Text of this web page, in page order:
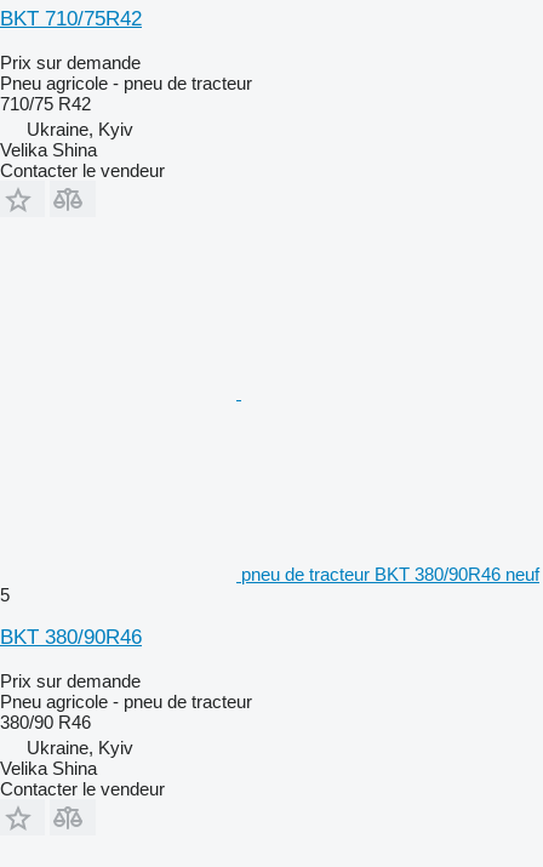
BKT 710/75R42
Prix sur demande
Pneu agricole - pneu de tracteur
710/75 R42
Ukraine, Kyiv
Velika Shina
Contacter le vendeur
pneu de tracteur BKT 380/90R46 neuf
5
BKT 380/90R46
Prix sur demande
Pneu agricole - pneu de tracteur
380/90 R46
Ukraine, Kyiv
Velika Shina
Contacter le vendeur